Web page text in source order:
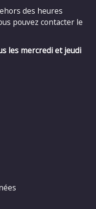
des heures
pouvez contacter le
les mercredi et jeudi